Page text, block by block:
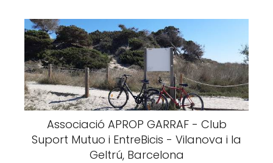
Associació APROP GARRAF - Club
Suport Mutuo i EntreBicis - Vilanova i la
Geltrú, Barcelona